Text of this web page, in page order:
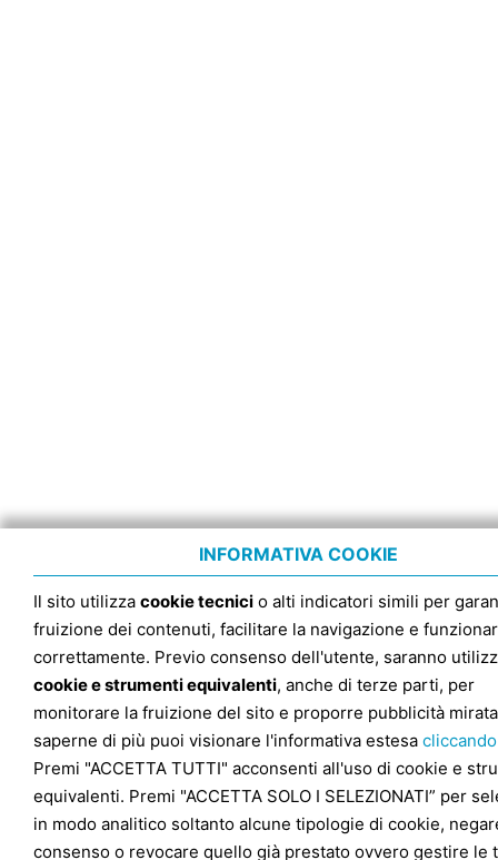
INFORMATIVA COOKIE
Il sito utilizza cookie tecnici o alti indicatori simili per
fruizione dei contenuti, facilitare la navigazione e
correttamente. Previo consenso dell'utente, saranno
cookie e strumenti equivalenti, anche di terze parti, per
monitorare la fruizione del sito e proporre pubblicità
saperne di più puoi visionare l'informativa estesa
Premi "ACCETTA TUTTI" acconsenti all'uso di cookie e
equivalenti. Premi "ACCETTA SOLO I SELEZIONATI” per
in modo analitico soltanto alcune tipologie di cookie,
consenso o revocare quello già prestato ovvero gestire le